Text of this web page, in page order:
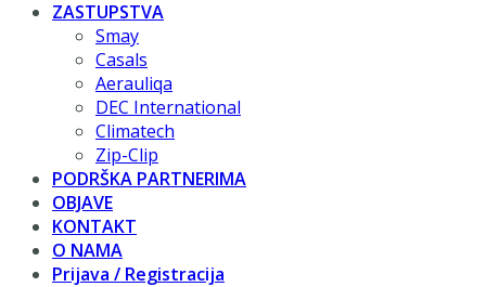
ZASTUPSTVA
Smay
Casals
Aerauliqa
DEC International
Climatech
Zip-Clip
PODRŠKA PARTNERIMA
OBJAVE
KONTAKT
O NAMA
Prijava / Registracija